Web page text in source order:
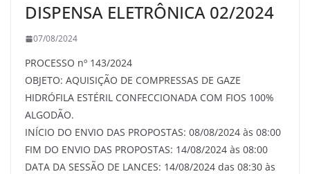
DISPENSA ELETRÔNICA 02/2024
07/08/2024
PROCESSO nº 143/2024
OBJETO: AQUISIÇÃO DE COMPRESSAS DE GAZE
HIDRÓFILA ESTÉRIL CONFECCIONADA COM FIOS 100%
ALGODÃO.
INÍCIO DO ENVIO DAS PROPOSTAS: 08/08/2024 às 08:00
FIM DO ENVIO DAS PROPOSTAS: 14/08/2024 às 08:00
DATA DA SESSÃO DE LANCES: 14/08/2024 das 08:30 às